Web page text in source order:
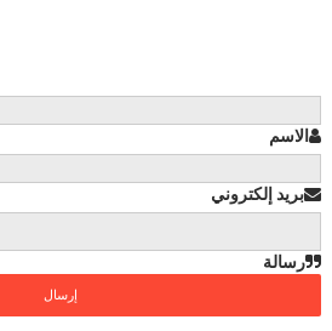
الاسم
بريد إلكتروني
رسالة